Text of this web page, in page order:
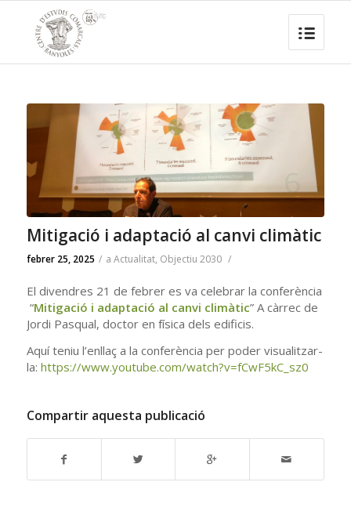
Mitigació i adaptació al canvi climàtic
febrer 25, 2025 / a Actualitat, Objectiu 2030 /
El divendres 21 de febrer es va celebrar la conferència
“Mitigació i adaptació al canvi climàtic” A càrrec de
Jordi Pasqual, doctor en física dels edificis.
Aquí teniu l’enllaç a la conferència per poder visualitzar-
la: https://www.youtube.com/watch?v=fCwF5kC_sz0
Compartir aquesta publicació